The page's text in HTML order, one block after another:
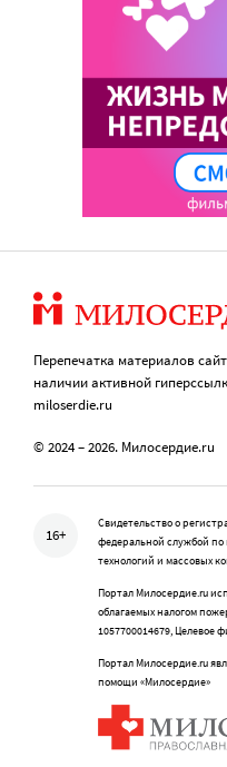
Перепечатка материалов
наличии активной
miloserdie.ru
© 2024 – 2026. Милосердие.ru
16+
Свидетельство о
федеральной службой
технологий и массовых
Портал Милосердие.ru
облагаемых налогом
1057700014679, Целевое
Портал Милосердие.ru
помощи «Милосердие»